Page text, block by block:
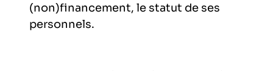
(non)financement, le statut de ses
personnels.